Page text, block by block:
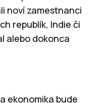
noví zamestnanci
republík, Indie či
alebo dokonca
ekonomika bude